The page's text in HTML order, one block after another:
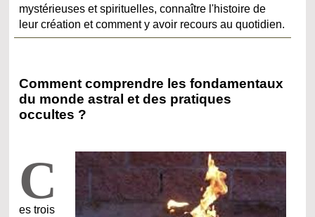
mystérieuses et spirituelles, connaître l'histoire de
leur création et comment y avoir recours au quotidien.
Comment comprendre les fondamentaux
du monde astral et des pratiques
occultes ?
C
es trois